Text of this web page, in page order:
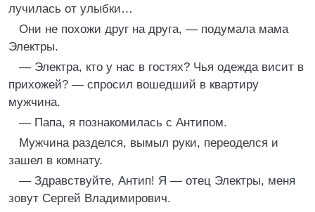
лучилась от улыбки…
Они не похожи друг на друга, — подумала мама
Электры.
— Электра, кто у нас в гостях? Чья одежда висит в
прихожей? — спросил вошедший в квартиру
мужчина.
— Папа, я познакомилась с Антипом.
Мужчина разделся, вымыл руки, переоделся и
зашел в комнату.
— Здравствуйте, Антип! Я — отец Электры, меня
зовут Сергей Владимирович.